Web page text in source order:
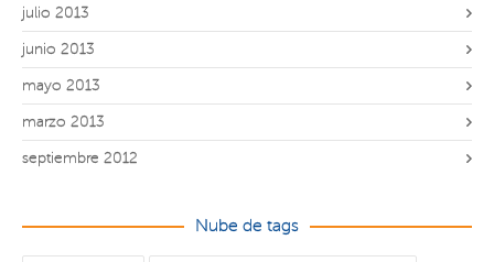
julio 2013
junio 2013
mayo 2013
marzo 2013
septiembre 2012
Nube de tags